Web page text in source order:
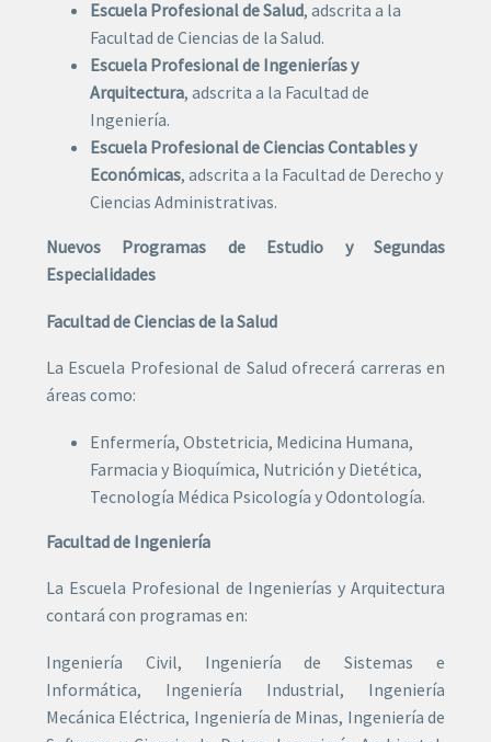
Escuela Profesional de Salud, adscrita a la
Facultad de Ciencias de la Salud.
Escuela Profesional de Ingenierías y
Arquitectura, adscrita a la Facultad de
Ingeniería.
Escuela Profesional de Ciencias Contables y
Económicas, adscrita a la Facultad de Derecho y
Ciencias Administrativas.
Nuevos Programas de Estudio y Segundas
Especialidades
Facultad de Ciencias de la Salud
La Escuela Profesional de Salud ofrecerá carreras en
áreas como:
Enfermería, Obstetricia, Medicina Humana,
Farmacia y Bioquímica, Nutrición y Dietética,
Tecnología Médica Psicología y Odontología.
Facultad de Ingeniería
La Escuela Profesional de Ingenierías y Arquitectura
contará con programas en:
Ingeniería Civil, Ingeniería de Sistemas e
Informática, Ingeniería Industrial, Ingeniería
Mecánica Eléctrica, Ingeniería de Minas, Ingeniería de